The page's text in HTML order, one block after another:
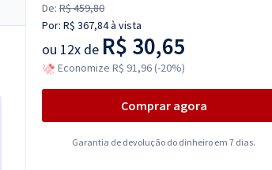
De: R$ 459,80
Por: R$ 367,84à vista
ou 12x de R$ 30,65
Economize R$ 91,96 (-20%)
Comprar agora
Garantia de devolução do dinheiro em 7 dias.